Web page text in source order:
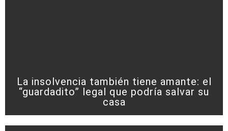
La insolvencia también tiene amante: el
“guardadito” legal que podría salvar su
casa